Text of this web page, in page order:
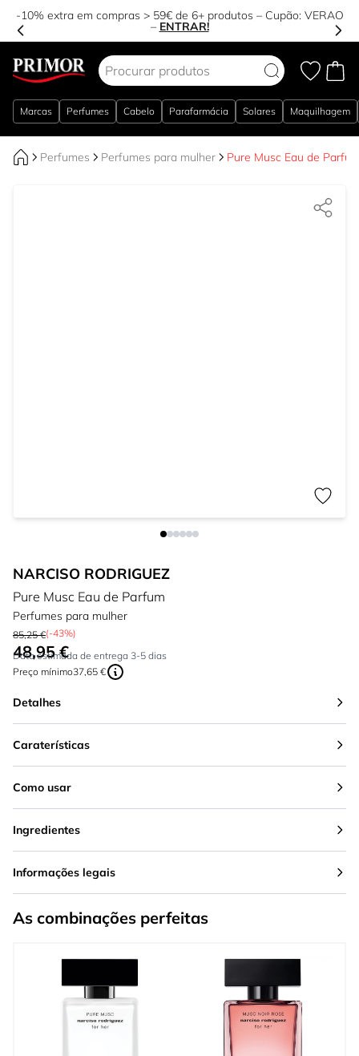
-10% extra em compras > 59€ de 6+ produtos – Cupão: VERAO
– ENTRAR!
Marcas Perfumes Cabelo Parafarmácia Solares Maquilhagem
Perfumes Perfumes para mulher Pure Musc Eau de
NARCISO RODRIGUEZ
Pure Musc Eau de Parfum
Perfumes para mulher
85,25 €(-43%)
Tão baixo quanto:
48,95 €
Data estimada de entrega 3-5 dias
Preço mínimo37,65 €
Detalhes
Caraterísticas
Como usar
Ingredientes
Informações legais
As combinações perfeitas